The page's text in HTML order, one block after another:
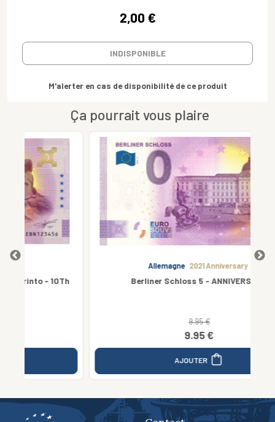
2,00 €
INDISPONIBLE
M'alerter en cas de disponibilité de ce produit
Ça pourrait vous plaire
2021 Anniversary
Berliner Schloss 5 - ANNIVERSARY